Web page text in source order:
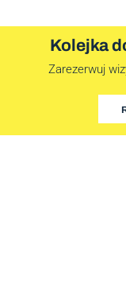
Kolejka
Zarezerwuj